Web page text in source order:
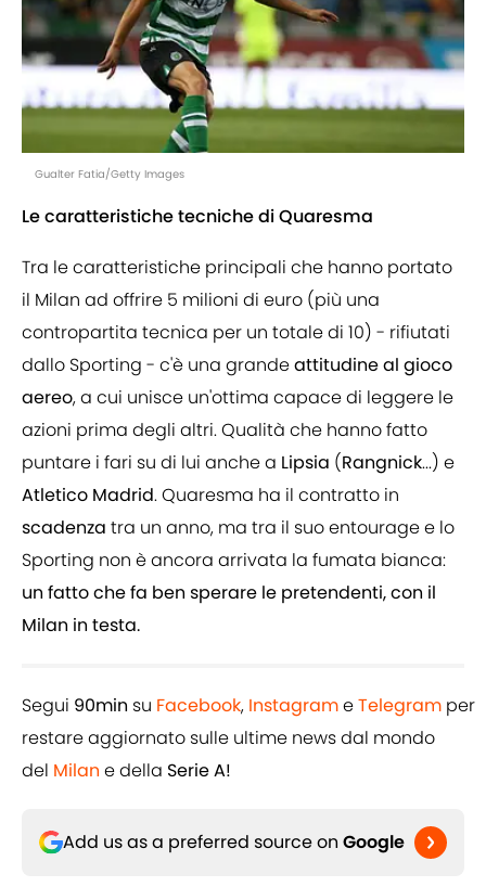
Gualter Fatia/Getty Images
Le caratteristiche tecniche di Quaresma
Tra le caratteristiche principali che hanno portato
il Milan ad offrire 5 milioni di euro (più una
contropartita tecnica per un totale di 10) - rifiutati
dallo Sporting - c'è una grandeattitudine al gioco
aereo, a cui unisce un'ottima capace di leggere le
azioni prima degli altri. Qualità che hanno fatto
puntare i fari su di lui anche a Lipsia (Rangnick...) e
Atletico Madrid. Quaresma ha il contratto in
scadenza tra un anno, ma tra il suo entourage e lo
Sporting non è ancora arrivata la fumata bianca:
un fatto che fa ben sperare le pretendenti, con il
Milan in testa.
Segui 90min su Facebook, InstagrameTelegram per
restare aggiornato sulle ultime news dal mondo
del Milan e della Serie A!
Add us as a preferred source on Google